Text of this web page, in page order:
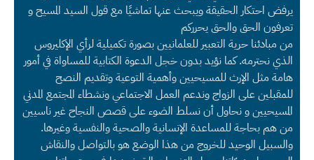
يرفض احتكار الحقيقة ويبحث عنها تماشيًا مع قول السيد المسيح و
تعرفون الحق والحق يحرركم
من مبادئنا حرية التعبير للعلمانيين بصورة تكميلية لرأي الإكليروس
الذي نحترمه. كما نؤيد بدون خجل الدعوة الكتابية للمساواة في أمور
هامة مثل الإرث للمسيحيين وأهمية التوعية وتقديم النصح
للمقبلين على الزواج وندعم العمل الاجتماعي ونشطاء المجتمع المدني
المسيحيين و نحاول أن نسلط الضوء على قصص النجاح غير ناسيين
من هم بحاجة للمساعدة الإنسانية والصحية والنفسية وغيرها.
والسبيل الوحيد للخروج من هذا الوضع هو بالتواصل والنقاش